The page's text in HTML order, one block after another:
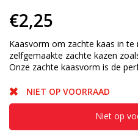
€2,25
Kaasvorm om zachte kaas in te
zelfgemaakte zachte kazen
Onze zachte kaasvorm is de
NIET OP VOORRAAD
Niet op